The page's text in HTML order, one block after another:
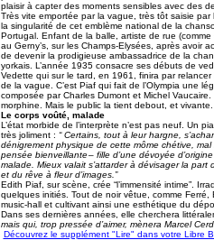
plaisir à capter des moments sensibles avec des
Très vite emportée par la vague, très tôt saisie
la singularité de cet emblème national de la
Portugal. Enfant de la balle, artiste de rue
au Gerny’s, sur les Champs-Elysées, après avoir
de devenir la prodigieuse ambassadrice de la
yorkais. L’année 1935 consacre ses débuts de
Vedette qui sur le tard, en 1961, finira par
de la vague. C’est Piaf qui fait de l’Olympia une
composée par Charles Dumont et Michel
morphine. Mais le public la tient debout, et vivante.
Le corps voûté, malade
L’état morbide de l’interprète n’est pas neuf. Un
très joliment : “ Certains, tout à leur hargne,
dénigrement physique de cette môme chétive,
pensée bienveillante – fille d’une dévoyée
malade. Mieux valait s’attarder à dévisager la
et du rêve à fleur d’images.”
Edith Piaf, sur scène, crée “l’immensité intime”.
quelques initiés. Tout de noir vêtue, comme
music-hall et cultivant ainsi une esthétique du
Dans ses dernières années, elle cherchera
mais qui, trop pressée d’aimer, mènera Marcel
Découvrez le supplément "Lire" dans votre Libre